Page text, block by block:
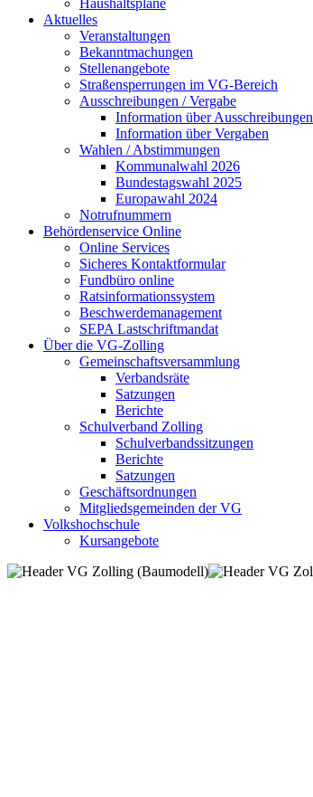
Haushaltspläne
Aktuelles
Veranstaltungen
Bekanntmachungen
Stellenangebote
Straßensperrungen im VG-Bereich
Ausschreibungen / Vergabe
Information über Ausschreibungen
Information über Vergaben
Wahlen / Abstimmungen
Kommunalwahl 2026
Bundestagswahl 2025
Europawahl 2024
Notrufnummern
Behördenservice Online
Online Services
Sicheres Kontaktformular
Fundbüro online
Ratsinformationssystem
Beschwerdemanagement
SEPA Lastschriftmandat
Über die VG-Zolling
Gemeinschaftsversammlung
Verbandsräte
Satzungen
Berichte
Schulverband Zolling
Schulverbandssitzungen
Berichte
Satzungen
Geschäftsordnungen
Mitgliedsgemeinden der VG
Volkshochschule
Kursangebote